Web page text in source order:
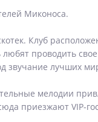
Миконоса.
Клуб
проводить
звучание лучших
мелодии
приезжают VIP-